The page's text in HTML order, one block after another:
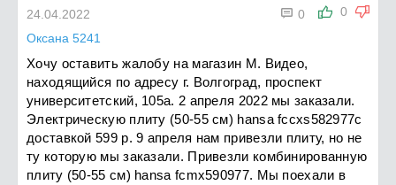
0
 0
24.04.2022
Оксана 5241
Хочу оставить жалобу на магазин М. Видео,
находящийся по адресу г. Волгоград, проспект
университетский, 105а. 2 апреля 2022 мы заказали.
Электрическую плиту (50-55 см) hansa fccxs582977с
доставкой 599 р. 9 апреля нам привезли плиту, но не
ту которую мы заказали. Привезли комбинированную
плиту (50-55 см) hansa fcmx590977. Мы поехали в